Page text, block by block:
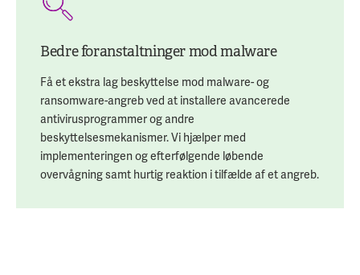
Bedre foranstaltninger mod malware
Få et ekstra lag beskyttelse mod malware- og
ransomware-angreb ved at installere avancerede
antivirusprogrammer og andre
beskyttelsesmekanismer. Vi hjælper med
implementeringen og efterfølgende løbende
overvågning samt hurtig reaktion i tilfælde af et angreb.